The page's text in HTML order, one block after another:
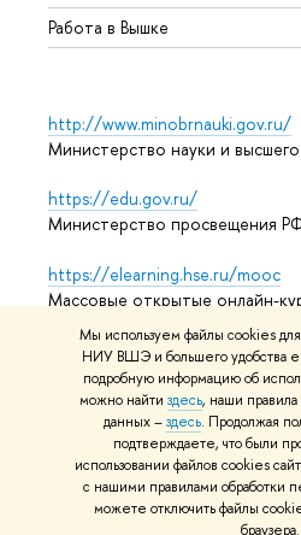
Мы используем файлы cookies
НИУ ВШЭ и большего удобства
подробную информацию об
можно найти здесь, наши правила
данных –здесь. Продолжая
подтверждаете, что были
использовании файлов cookies
с нашими правилами обработки
можете отключить файлы
браузера.
Работа в Вышке
http://www.minobrnauki.gov.ru/
Министерство науки и
https://edu.gov.ru/
Министерство просвещения
https://elearning.hse.ru/mooc
Массовые открытые онлайн-
© НИУ ВШЭ 1993–2026 Адреса и
использования материалов
Карта сайта